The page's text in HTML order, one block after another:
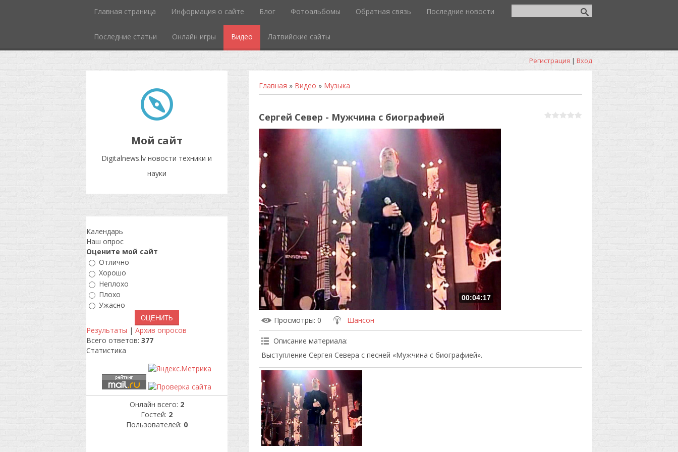
Главная страница Информация о сайте Блог Фотоальбомы Обратная связь Последние новости
Последние статьи Онлайн игры Видео Латвийские сайты
Регистрация | Вход
Мой сайт
Digitalnews.lv новости техники и
науки
Главная » Видео » Музыка
Сергей Север - Мужчина с биографией
00:04:17
Просмотры: 0 Шансон
Описание материала:
Выступление Сергея Севера с песней «Мужчина с биографией».
Календарь
Наш опрос
Оцените мой сайт
Отлично
Хорошо
Неплохо
Плохо
Ужасно
Результаты | Архив опросов
Всего ответов: 377
Статистика
Онлайн всего: 2
Гостей: 2
Пользователей: 0